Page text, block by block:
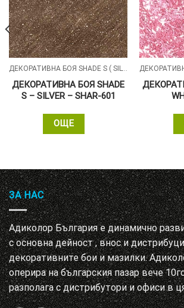
ДЕКОРАТИВНА БОЯ SHADE
S – SILVER – SHAR-601
ОЩЕ
ЗА НАС
Адиколор България е динамично
с основна дейност , внос и
декоративните бои и мазилки.
оперира на българския пазар вече
разполага с дистрибутори и офиси в